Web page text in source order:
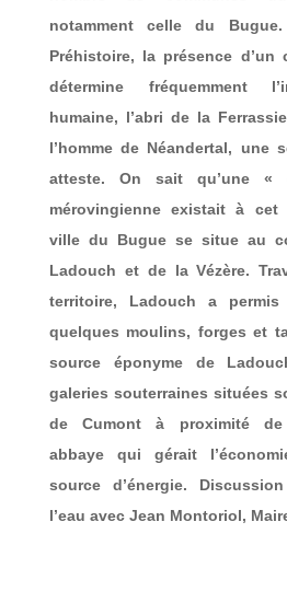
notamment celle du
Préhistoire, la présence d’un
détermine fréquemment
humaine, l’abri de la
l’homme de Néandertal, une
atteste. On sait qu’une «
mérovingienne existait à cet
ville du Bugue se situe au
Ladouch et de la Vézère.
territoire, Ladouch a permis
quelques moulins, forges et
source éponyme de
galeries souterraines situées
de Cumont à proximité de
abbaye qui gérait
source d’énergie.
l’eau avec Jean Montoriol,